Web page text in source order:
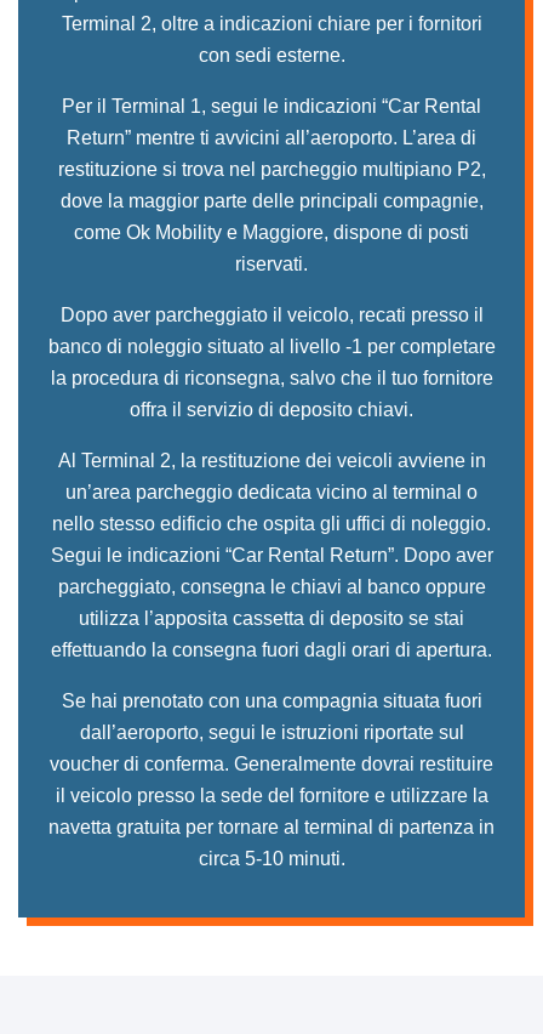
Terminal 2, oltre a indicazioni chiare per i fornitori
con sedi esterne.
Per il Terminal 1, segui le indicazioni “Car Rental
Return” mentre ti avvicini all’aeroporto. L’area di
restituzione si trova nel parcheggio multipiano P2,
dove la maggior parte delle principali compagnie,
come Ok Mobility e Maggiore, dispone di posti
riservati.
Dopo aver parcheggiato il veicolo, recati presso il
banco di noleggio situato al livello -1 per completare
la procedura di riconsegna, salvo che il tuo fornitore
offra il servizio di deposito chiavi.
Al Terminal 2, la restituzione dei veicoli avviene in
un’area parcheggio dedicata vicino al terminal o
nello stesso edificio che ospita gli uffici di noleggio.
Segui le indicazioni “Car Rental Return”. Dopo aver
parcheggiato, consegna le chiavi al banco oppure
utilizza l’apposita cassetta di deposito se stai
effettuando la consegna fuori dagli orari di apertura.
Se hai prenotato con una compagnia situata fuori
dall’aeroporto, segui le istruzioni riportate sul
voucher di conferma. Generalmente dovrai restituire
il veicolo presso la sede del fornitore e utilizzare la
navetta gratuita per tornare al terminal di partenza in
circa 5-10 minuti.